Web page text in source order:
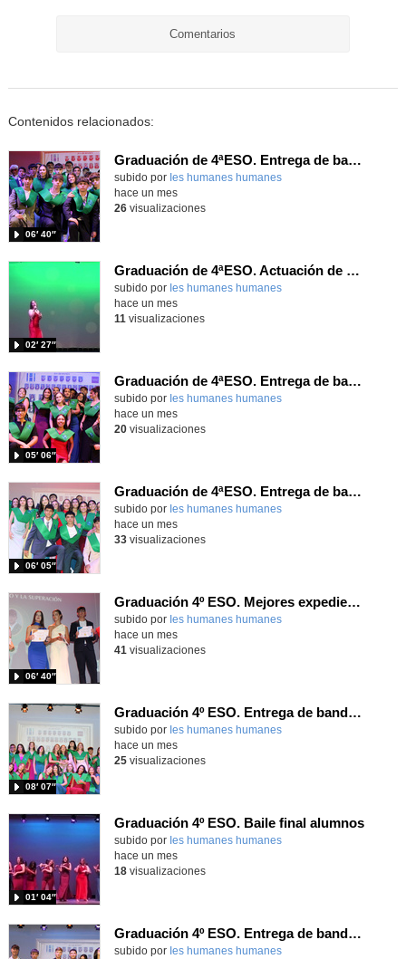
Comentarios
Contenidos relacionados:
Graduación de 4ªESO. Entrega de bandas 4ºE
subido por Ies humanes humanes
06′ 40″
-
hace un mes
26visualizaciones
Graduación de 4ªESO. Actuación de Erica Pérez
subido por Ies humanes humanes
02′ 27″
-
hace un mes
11 visualizaciones
Graduación de 4ªESO. Entrega de bandas 4ºD
subido por Ies humanes humanes
05′ 06″
-
hace un mes
20visualizaciones
Graduación de 4ªESO. Entrega de bandas 4ºC
subido por Ies humanes humanes
06′ 05″
-
hace un mes
33visualizaciones
Graduación 4º ESO. Mejores expedientes
subido por Ies humanes humanes
06′ 40″
-
hace un mes
41 visualizaciones
Graduación 4º ESO. Entrega de bandas 4ºA
subido por Ies humanes humanes
08′ 07″
-
hace un mes
25visualizaciones
Graduación 4º ESO. Baile final alumnos
subido por Ies humanes humanes
01′ 04″
-
hace un mes
18visualizaciones
Graduación 4º ESO. Entrega de bandas 4º Div
subido por Ies humanes humanes-